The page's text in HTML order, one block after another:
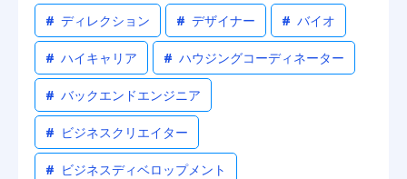
# ディレクション # デザイナー # バイオ
# ハイキャリア # ハウジングコーディネーター
# バックエンドエンジニア
# ビジネスクリエイター
# ビジネスディベロップメント